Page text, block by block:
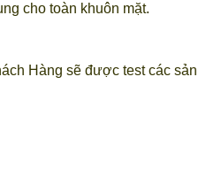
cho toàn khuôn mặt.
Hàng sẽ được test các sản